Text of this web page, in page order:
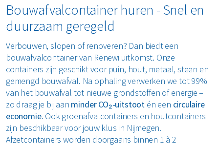
Bouwafvalcontainer huren - Snel en
duurzaam geregeld
Verbouwen, slopen of renoveren? Dan biedt een
bouwafvalcontainer van Renewi uitkomst. Onze
containers zijn geschikt voor puin, hout, metaal, steen en
gemengd bouwafval. Na ophaling verwerken we tot 99%
van het bouwafval tot nieuwe grondstoffen of energie –
zo draag je bij aan minder CO₂-uitstoot én een circulaire
economie. Ook groenafvalcontainers en houtcontainers
zijn beschikbaar voor jouw klus in Nijmegen.
Afzetcontainers worden doorgaans binnen 1 à 2